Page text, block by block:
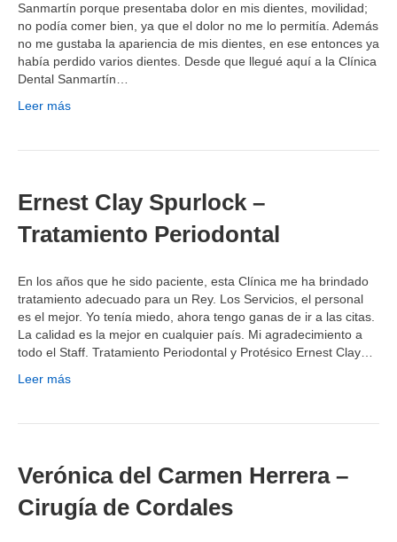
Sanmartín porque presentaba dolor en mis dientes, movilidad;
no podía comer bien, ya que el dolor no me lo permitía. Además
no me gustaba la apariencia de mis dientes, en ese entonces ya
había perdido varios dientes. Desde que llegué aquí a la Clínica
Dental Sanmartín…
Leer más
Ernest Clay Spurlock –
Tratamiento Periodontal
En los años que he sido paciente, esta Clínica me ha brindado
tratamiento adecuado para un Rey. Los Servicios, el personal
es el mejor. Yo tenía miedo, ahora tengo ganas de ir a las citas.
La calidad es la mejor en cualquier país. Mi agradecimiento a
todo el Staff. Tratamiento Periodontal y Protésico Ernest Clay…
Leer más
Verónica del Carmen Herrera –
Cirugía de Cordales